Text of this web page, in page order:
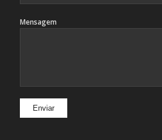
Mensagem